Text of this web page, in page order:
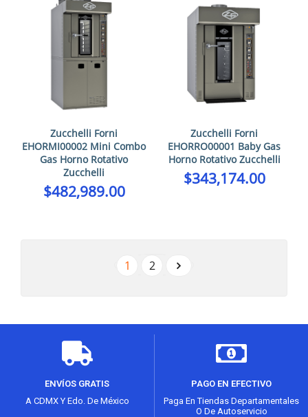
Zucchelli Forni
EHORMI00002 Mini Combo
Gas Horno Rotativo
Zucchelli
$482,989.00
Zucchelli Forni
EHORRO00001 Baby Gas
Horno Rotativo Zucchelli
$343,174.00
1 2
ENVÍOS GRATIS
A CDMX Y Edo. De México
PAGO EN EFECTIVO
Paga En Tiendas Departamentales
O De Autoservicio